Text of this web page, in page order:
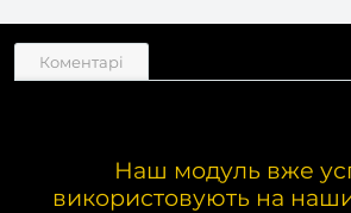
Коментарі
Наш модуль вже
використовують на